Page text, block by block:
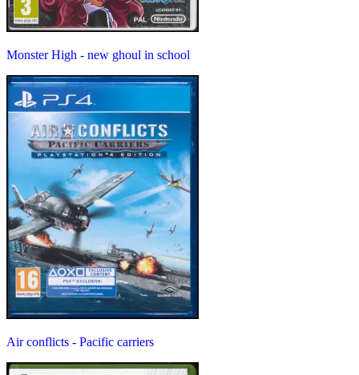
Monster High - new ghoul in school
Air conflicts - Pacific carriers